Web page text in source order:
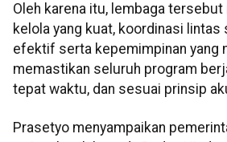
Oleh karena itu, lembaga
kelola yang kuat, koordinasi lintas
efektif serta kepemimpinan yang
memastikan seluruh program
tepat waktu, dan sesuai prinsip
Prasetyo menyampaikan